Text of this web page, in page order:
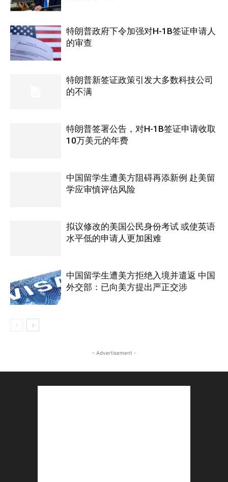
特朗普政府下令加强对H-1B签证申请人
的审查
特朗普新签证政策引发大多数科技公司
的不满
特朗普签署公告，对H-1B签证申请收取
10万美元的年费
中国留学生遭美方阻碍再添新例 赴美留
学应审慎评估风险
拟议修改的美国公民身份考试 或使英语
水平低的申请人更加困难
中国留学生遭美方拒绝入境并遣返 中国
外交部：已向美方提出严正交涉
- Advertisement -